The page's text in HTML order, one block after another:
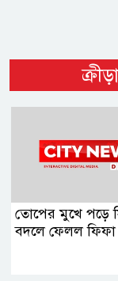
তোপের মুখে পড়ে
বদলে ফেলল ফিফা